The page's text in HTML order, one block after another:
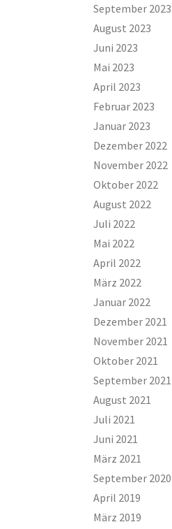
September 2023
August 2023
Juni 2023
Mai 2023
April 2023
Februar 2023
Januar 2023
Dezember 2022
November 2022
Oktober 2022
August 2022
Juli 2022
Mai 2022
April 2022
März 2022
Januar 2022
Dezember 2021
November 2021
Oktober 2021
September 2021
August 2021
Juli 2021
Juni 2021
März 2021
September 2020
April 2019
März 2019